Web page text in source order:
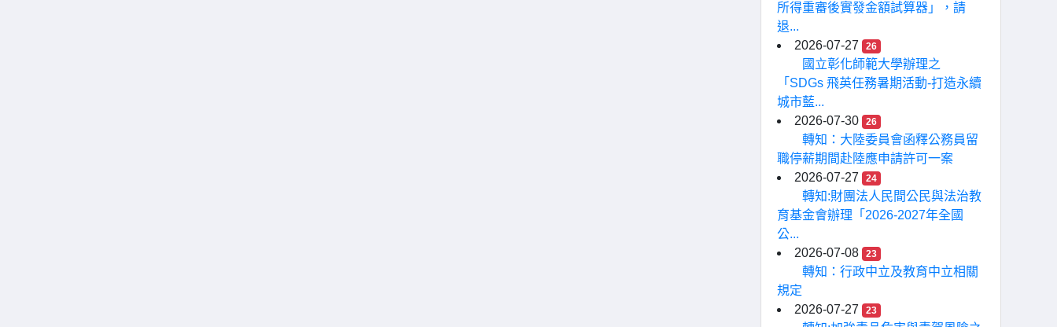
所得重審後實發金額試算器」，請
退...
2026-07-27
26
國立彰化師範大學辦理之
「SDGs 飛英任務暑期活動-打造永續
城市藍...
2026-07-30
26
轉知：大陸委員會函釋公務員留
職停薪期間赴陸應申請許可一案
2026-07-27
24
轉知:財團法人民間公民與法治教
育基金會辦理「2026-2027年全國
公...
2026-07-08
23
轉知：行政中立及教育中立相關
規定
2026-07-27
23